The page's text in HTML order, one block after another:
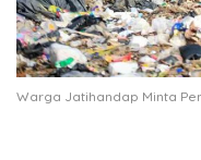
Warga Jatihandap Minta